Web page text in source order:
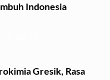
Indonesia
Gresik, Rasa